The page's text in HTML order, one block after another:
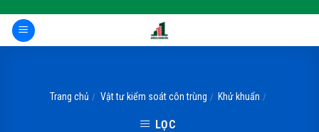
content
Trang chủ / Vật tư kiểm soát côn trùng / Khử khuẩn /
LỌC